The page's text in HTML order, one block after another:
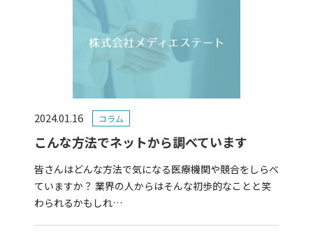
2024.01.16 コラム
こんな方法でネットから調べています
皆さんはどんな方法で気になる医療機関や競合をしらべ
ていますか？ 業界の人からはそんな初歩的なことと笑
わられるかもしれ…